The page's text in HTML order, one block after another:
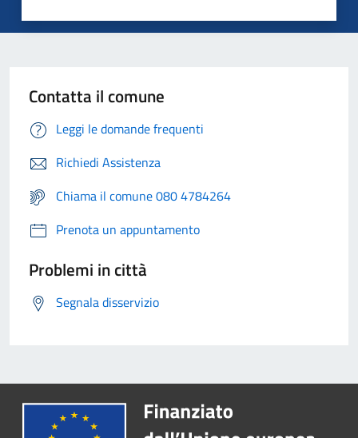
Contatta il comune
Leggi le domande frequenti
Richiedi Assistenza
Chiama il comune 080 4784264
Prenota un appuntamento
Problemi in città
Segnala disservizio